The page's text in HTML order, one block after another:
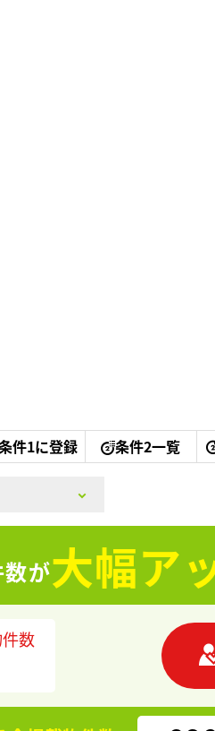
件1に登録 条件2一覧
が大幅ア
数